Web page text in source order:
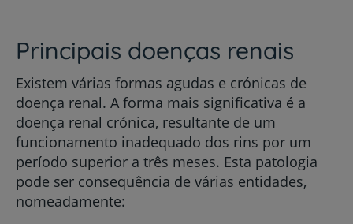
Principais doenças renais
Existem várias formas agudas e crónicas de
doença renal. A forma mais significativa é a
doença renal crónica, resultante de um
funcionamento inadequado dos rins por um
período superior a três meses. Esta patologia
pode ser consequência de várias entidades,
nomeadamente: